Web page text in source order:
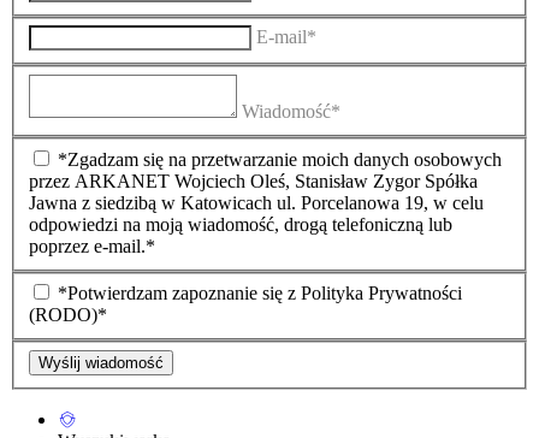
E-mail*
Wiadomość*
*Zgadzam się na przetwarzanie moich danych osobowych
przez ARKANET Wojciech Oleś, Stanisław Zygor Spółka
Jawna z siedzibą w Katowicach ul. Porcelanowa 19, w celu
odpowiedzi na moją wiadomość, drogą telefoniczną lub
poprzez e-mail.*
*Potwierdzam zapoznanie się z Polityka Prywatności
(RODO)*
Wyślij wiadomość